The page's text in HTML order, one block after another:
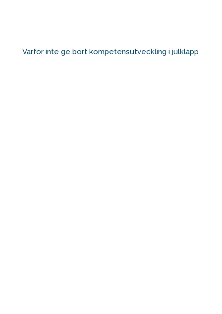
Varför inte ge bort kompetensutveckling i julklapp